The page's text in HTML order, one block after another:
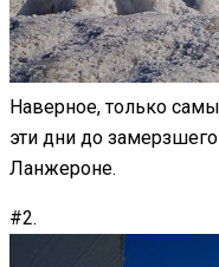
Наверное, только
эти дни до
Ланжероне.
#2.